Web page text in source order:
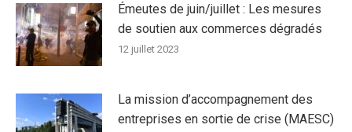
Émeutes de juin/juillet : Les mesures
de soutien aux commerces dégradés
12 juillet 2023
La mission d’accompagnement des
entreprises en sortie de crise (MAESC)